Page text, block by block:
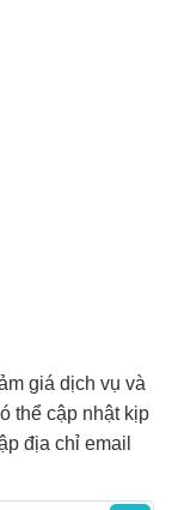
giá dịch vụ và
thể cập nhật kịp
địa chỉ email